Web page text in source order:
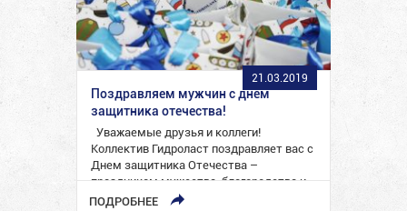
21.03.2019
Поздравляем мужчин с днем
защитника отечества!
Уважаемые друзья и коллеги!
Коллектив Гидроласт поздравляет вас с
Днем защитника Отечества –
праздником мужества, благородства и
чести! В…
ПОДРОБНЕЕ